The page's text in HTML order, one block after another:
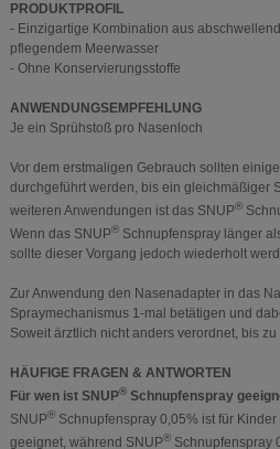
PRODUKTPROFIL
- Einzigartige Kombination aus
pflegendem Meerwasser
- Ohne Konservierungsstoffe
ANWENDUNGSEMPFEHLUNG
Je ein Sprühstoß pro Nasenloch
Vor dem erstmaligen Gebrauch sollten
durchgeführt werden, bis ein gleichmäßiger
weiteren Anwendungen ist das SNUP®
Wenn das SNUP®Schnupfenspray länger
sollte dieser Vorgang jedoch wiederholt
Zur Anwendung den Nasenadapter in das
Spraymechanismus 1-mal betätigen und
Soweit ärztlich nicht anders verordnet, bis
HÄUFIGE FRAGEN & ANTWORTEN
Für wen ist SNUP®Schnupfenspray
SNUP®Schnupfenspray 0,05% ist für
geeignet, während SNUP®Schnupfenspray